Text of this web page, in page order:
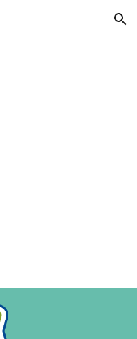
Skip to navigation